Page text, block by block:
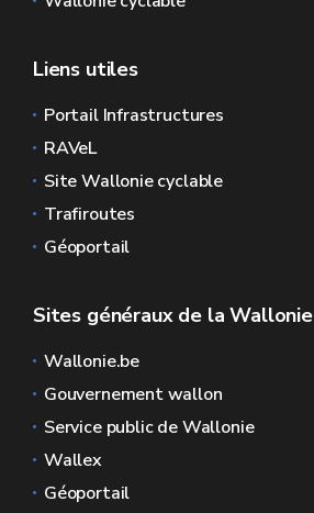
Liens utiles
Portail Infrastructures
RAVeL
Site Wallonie cyclable
Trafiroutes
Géoportail
Sites généraux de la Wallonie
Wallonie.be
Gouvernement wallon
Service public de Wallonie
Wallex
Géoportail